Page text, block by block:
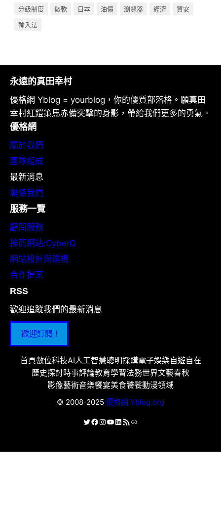
分級制度
微軟 日本 油價 瀏覽器 經濟
資安
輸入法
永遠的真田幸村
優格網 Yblog = yourblog，你的優質部落格。願真田
幸村紅鎧策馬赤備突擊的身影，帶給我們更多的勇氣。
優格網
關於我們
團隊組成
最新消息
聯絡我們
服務一覽
顧問服務
推薦網站:CyberQ
網站設計與建構
合作提案
RSS
歡迎追蹤我們的最新消息
歡迎訂閱 !
首頁數位科技AI人工智慧聰明採購電子娛樂自遊自在
歷史探討時事評論教育學習法務世界文藝春秋
影像藝術音樂饗宴美食饕餮動漫領域
© 2008-2025 優格網 Yblog.org
X Facebook
Instagram
YouTube
LinkedIn
RSS 資訊提供連結